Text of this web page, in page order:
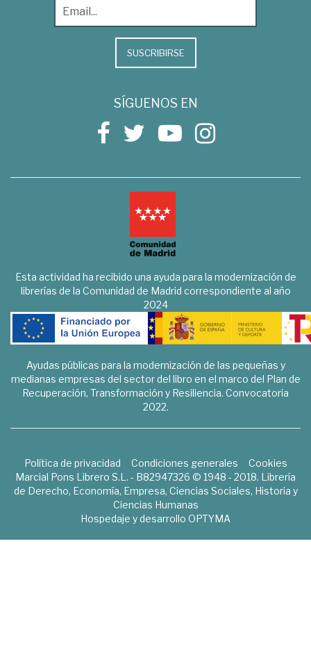
SUSCRIBIRSE
SÍGUENOS EN
Esta actividad ha recibido una ayuda para la modernización de
librerías de la Comunidad de Madrid correspondiente al año
2024
Ayudas públicas para la modernización de las pequeñas y
medianas empresas del sector del libro en el marco del Plan de
Recuperación, Transformación y Resiliencia. Convocatoria
2022.
Política de privacidad Condiciones generales
Cookies
Marcial Pons Librero S.L. - B82947326 © 1948 - 2018. Librería
de Derecho, Economía, Empresa, Ciencias Sociales, Historia y
Ciencias Humanas
Hospedaje y desarrollo OPTYMA